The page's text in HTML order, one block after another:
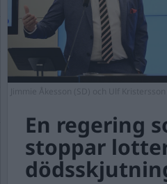
En regering
stoppar